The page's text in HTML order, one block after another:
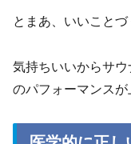
とまあ、いいことづ
気持ちいいからサ
のパフォーマンスが